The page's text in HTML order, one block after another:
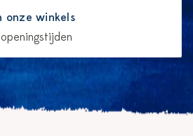
onze winkels